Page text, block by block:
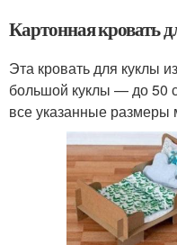
Картонная кровать
Эта кровать для куклы
большой куклы — до 50
все указанные